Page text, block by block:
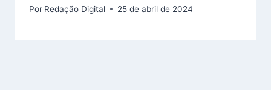
Por Redação Digital 25 de abril de 2024